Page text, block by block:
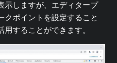
示しますが、エディタープ
クポイントを設定すること
することができます。